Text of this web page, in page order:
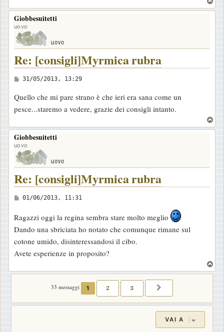
o
Giobbesuitetti
uovo
Re: [consigli]Myrmica rubra
M
s
s
a
g
g
i
o
31/05/2013, 13:29
Quello che mi pare strano è che ieri era sana come un
pesce...staremo a vedere, grazie dei consigli intanto.
o
Giobbesuitetti
uovo
Re: [consigli]Myrmica rubra
M
s
s
a
g
01/06/2013, 11:31
Ragazzi oggi la regina sembra stare molto meglio
Dando una sbriciata ho notato che comunque rimane sul
cotone umido, disinteressandosi il cibo.
Avete esperienze in proposito?
o
33 messaggi 1 2 3
VAI A